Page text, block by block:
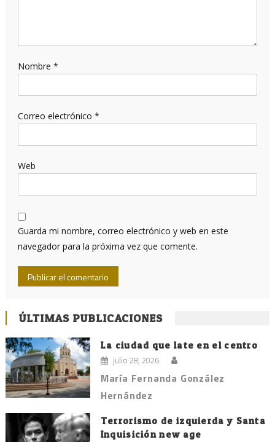
Nombre *
Correo electrónico *
Web
Guarda mi nombre, correo electrónico y web en este
navegador para la próxima vez que comente.
ÚLTIMAS PUBLICACIONES
La ciudad que late en el centro
julio 28, 2026
María Fernanda González
Hernández
Terrorismo de izquierda y Santa
Inquisición new age